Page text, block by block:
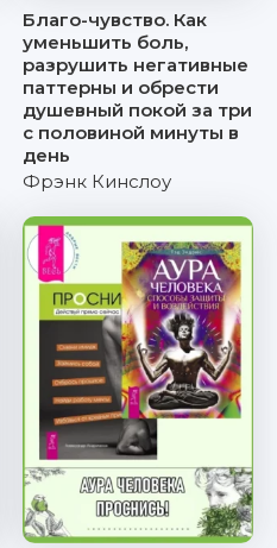
Благо-чувство. Как
уменьшить боль,
разрушить негативные
паттерны и обрести
душевный покой за три
с половиной минуты в
день
Фрэнк Кинслоу